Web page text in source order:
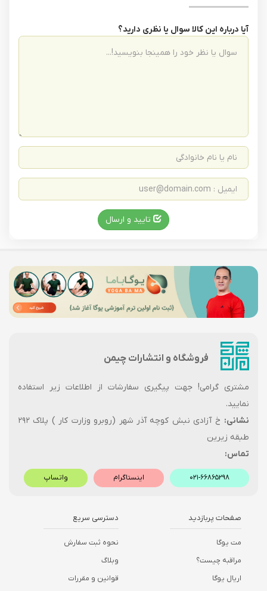
آیا درباره این کالا سوال یا نظری دارید؟
فروشگاه و انتشارات چیمن
مشتری گرامی! جهت پیگیری سفارشات از اطلاعات زیر استفاده
نمایید.
نشانی:
خ آزادی نبش کوچه آذر شهر (روبرو وزارت کار ) پلاک ۲۹۲
طبقه زیرین
تماس:
۰۲۱-۶۶۸۶۵۲۹۸ اینستاگرام واتساپ
صفحات پربازدید
مت یوگا
مراقبه چیست؟
اریال یوگا
دسترسی سریع
نحوه ثبت سفارش
وبلاگ
قوانین و مقررات